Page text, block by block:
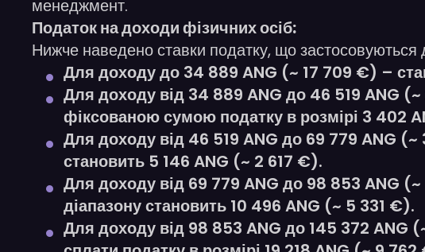
менеджмент.
Податок на доходи фізичних осіб:
Нижче наведено ставки податку, що застосовуються
Для доходу до 34 889 ANG (~ 17 709 €) –
Для доходу від 34 889 ANG до 46 519 ANG (~
фіксованою сумою податку в розмірі 3 402
Для доходу від 46 519 ANG до 69 779 ANG
становить 5 146 ANG (~ 2 617 €).
Для доходу від 69 779 ANG до 98 853 ANG
діапазону становить 10 496 ANG (~ 5 331 €).
Для доходу від 98 853 ANG до 145 372 ANG